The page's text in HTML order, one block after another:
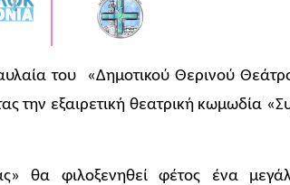
του «Δημοτικού Θερινού
την εξαιρετική θεατρική κωμωδία
θα φιλοξενηθεί φέτος ένα